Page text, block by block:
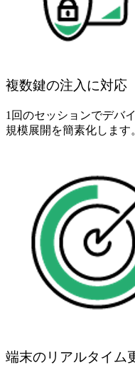
複数鍵の注入に対応
1回のセッションでデバ
規模展開を簡素化します
端末のリアルタイム